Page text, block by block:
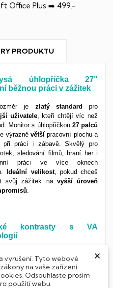
Office Plus ➡️ 499,-
PRODUKTU
úhlopříčka 27"
běžnou práci v zážitek
je zlatý standard pro
uživatele, kteří chtějí víc než
Monitor s úhlopříčkou 27 palců
výrazně větší pracovní plochu a
při práci i zábavě. Skvělý pro
sledování filmů, hraní her i
práci ve více oknech
Ideální velikost, pokud chceš
svůj zážitek na vyšší úroveň
kontrasty s VA
obraz
barvám a perfektní čeré
hlavně při sledování filmů,
nebo při dlouhých večerech
×
vyrušení. Tyto webové
na vaše zařízení
Odsouhlaste prosím
použití webu.